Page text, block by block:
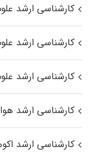
کارشناسی ارشد
کارشناسی ارشد
کارشناسی ارشد
کارشناسی ارشد
کارشناسی ارشد